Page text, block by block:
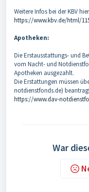
Weitere Infos bei der KBV
https://www.kbv.de/html/
Apotheken:
Die Erstausstattungs- und
vom Nacht- und
Apotheken ausgezahlt.
Die Erstattungen müssen
notdienstfonds.de)
https://www.dav-
War